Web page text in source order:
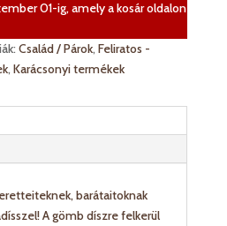
01-ig, amely a kosár oldalon
Család / Párok,Feliratos -
,Karácsonyi termékek
barátaitoknak
A gömb díszre felkerül